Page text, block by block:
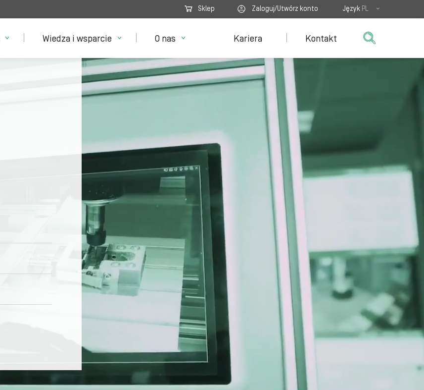
Sklep Zaloguj/Utwórz konto Język PL
Wiedza i wsparcie O nas Kariera Kontakt